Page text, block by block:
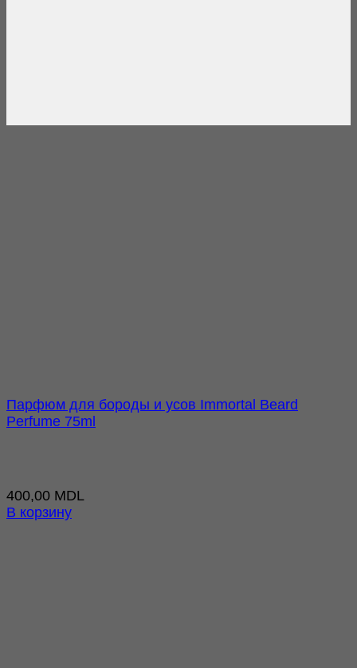
Парфюм для бороды и усов Immortal Beard
Perfume 75ml
400,00 MDL
В корзину